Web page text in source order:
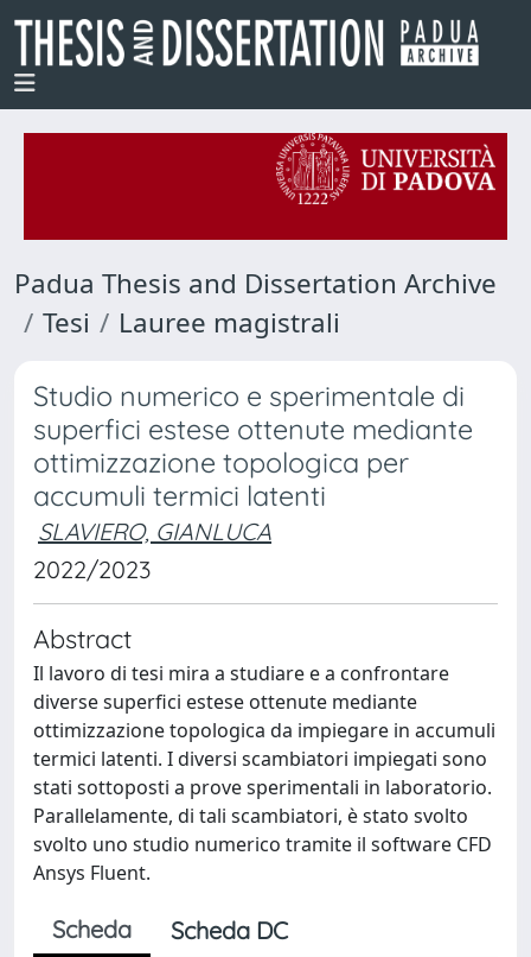
Padua Thesis and Dissertation Archive
Tesi
Lauree magistrali
Studio numerico e sperimentale di
superfici estese ottenute mediante
ottimizzazione topologica per
accumuli termici latenti
SLAVIERO, GIANLUCA
2022/2023
Abstract
Il lavoro di tesi mira a studiare e a confrontare
diverse superfici estese ottenute mediante
ottimizzazione topologica da impiegare in accumuli
termici latenti. I diversi scambiatori impiegati sono
stati sottoposti a prove sperimentali in laboratorio.
Parallelamente, di tali scambiatori, è stato svolto
svolto uno studio numerico tramite il software CFD
Ansys Fluent.
Scheda Scheda DC